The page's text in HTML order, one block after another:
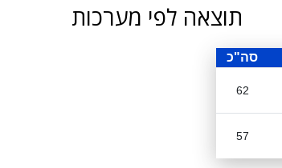
תוצאה לפי מערכות
סה"כ
62
57